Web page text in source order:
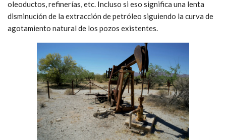
oleoductos, refinerías, etc. Incluso si eso significa una lenta
disminución de la extracción de petróleo siguiendo la curva de
agotamiento natural de los pozos existentes.